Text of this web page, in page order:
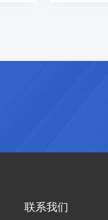
联系我们